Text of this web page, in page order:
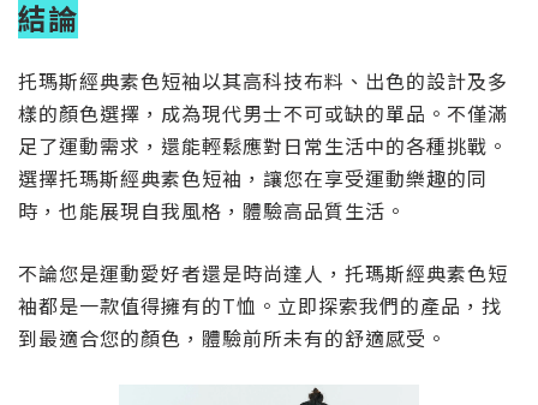
結論
托瑪斯經典素色短袖以其高科技布料、出色的設計及多
樣的顏色選擇，成為現代男士不可或缺的單品。不僅滿
足了運動需求，還能輕鬆應對日常生活中的各種挑戰。
選擇托瑪斯經典素色短袖，讓您在享受運動樂趣的同
時，也能展現自我風格，體驗高品質生活。
不論您是運動愛好者還是時尚達人，托瑪斯經典素色短
袖都是一款值得擁有的T恤。立即探索我們的產品，找
到最適合您的顏色，體驗前所未有的舒適感受。